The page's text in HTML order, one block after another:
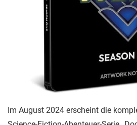
Im August 2024 erscheint die